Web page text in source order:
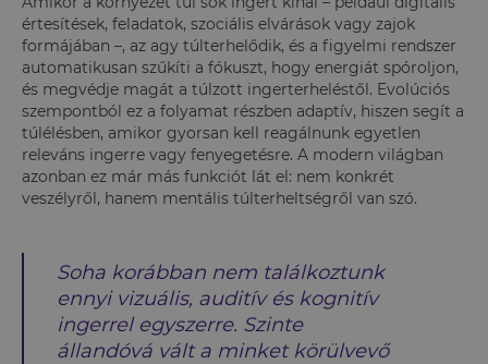
értesítések, feladatok, szociális elvárások vagy zajok
formájában –, az agy túlterhelődik, és a figyelmi rendszer
automatikusan szűkíti a fókuszt, hogy energiát spóroljon,
és megvédje magát a túlzott ingerterheléstől. Evolúciós
szempontból ez a folyamat részben adaptív, hiszen segít a
túlélésben, amikor gyorsan kell reagálnunk egyetlen
releváns ingerre vagy fenyegetésre. A modern világban
azonban ez már más funkciót lát el: nem konkrét
veszélyről, hanem mentális túlterheltségről van szó.
Soha korábban nem találkoztunk
ennyi vizuális, auditív és kognitív
ingerrel egyszerre. Szinte
állandóvá vált a minket körülvevő